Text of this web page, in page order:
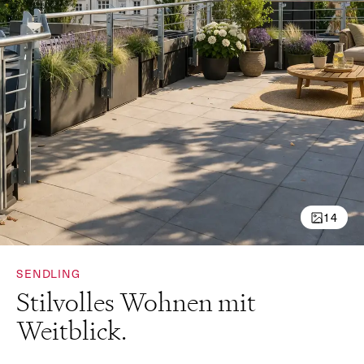
14
SENDLING
Stilvolles Wohnen mit
Weitblick.
Vorname *
Nachname *
E-mail *
Telefon *
Nachricht